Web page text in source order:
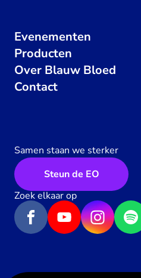
Evenementen
Producten
Over Blauw Bloed
Contact
Samen staan we sterker
Steun de EO
Zoek elkaar op